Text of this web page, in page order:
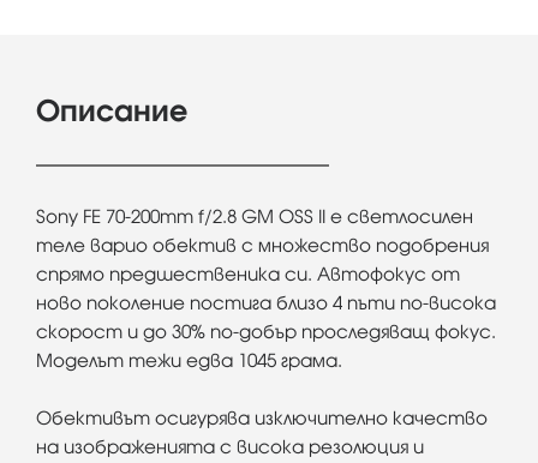
Описание
Sony FE 70-200mm f/2.8 GM OSS II е светлосилен
теле варио обектив с множество подобрения
спрямо предшественика си. Автофокус от
ново поколение постига близо 4 пъти по-висока
скорост и до 30% по-добър проследяващ фокус.
Моделът тежи едва 1045 грама.
Обективът​ осигурява изключително качество
на изображенията с висока резолюция и